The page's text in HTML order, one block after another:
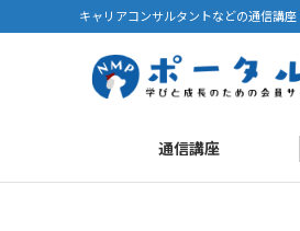
キャリアコンサルタントなどの通信講
通信講座